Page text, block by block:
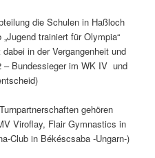
die Schulen in Haßloch
trainiert für Olympia“
in der Vergangenheit und
– Bundessieger im WK IV und
gehören
Viroflay, Flair Gymnastics in
Club in Békéscsaba -Ungarn-)